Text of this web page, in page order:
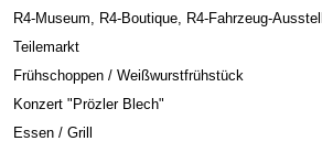
R4-Museum, R4-Boutique, R4-Fahrzeug-
Teilemarkt
Frühschoppen / Weißwurstfrühstück
Konzert "Prözler Blech"
Essen / Grill